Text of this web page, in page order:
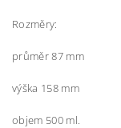
Rozměry:
průměr 87 mm
výška 158 mm
objem 500 ml.